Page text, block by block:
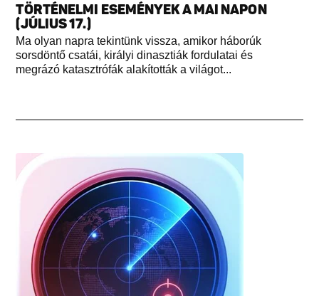
TÖRTÉNELMI ESEMÉNYEK A MAI NAPON
(JÚLIUS 17.)
Ma olyan napra tekintünk vissza, amikor háborúk
sorsdöntő csatái, királyi dinasztiák fordulatai és
megrázó katasztrófák alakították a világot...